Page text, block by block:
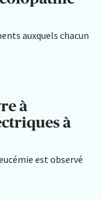
auxquels chacun
à
à
est observé